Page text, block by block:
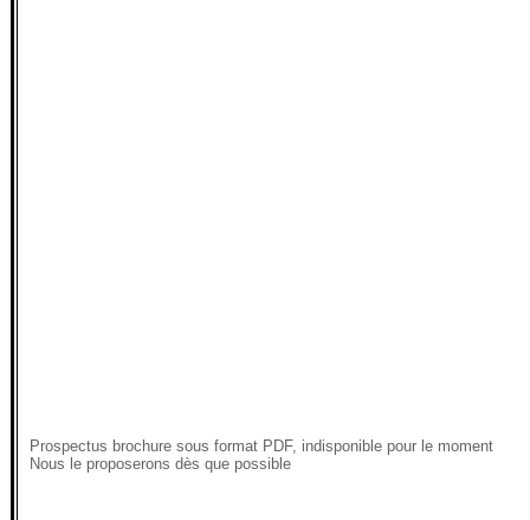
Prospectus brochure sous format PDF, indisponible pour le moment
Nous le proposerons dès que possible